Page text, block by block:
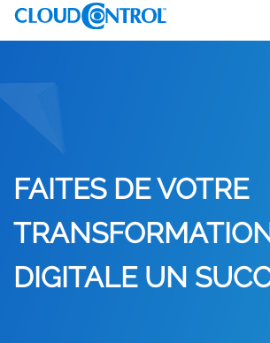
FAITES DE VOTRE
DIGITALE UN